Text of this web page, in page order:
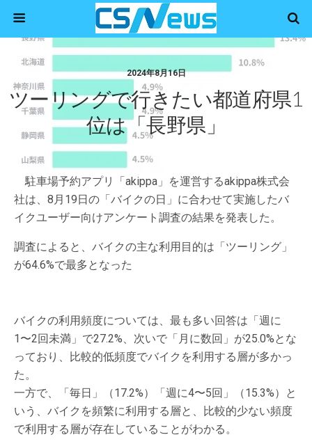
2024年8月16日
ツーリングで行きたい都道府県1
位は「長野県」
駐車場予約アプリ「akippa」を運営するakippa株式会
社は、8月19日の「バイクの日」に合わせて実施したバ
イクユーザー向けアンケート調査の結果を発表した。
調査によると、バイクの主な利用目的は「ツーリング」
が64.6%で最多となった
バイクの利用頻度については、最も多い回答は「週に
1〜2回未満」で27.2%、次いで「月に数回」が25.0%とな
っており、比較的低頻度でバイクを利用する層が多かっ
た。
一方で、「毎日」（17.2%）「週に4〜5回」（15.3%）と
いう、バイクを頻繁に利用する層と、比較的少ない頻度
で利用する層が存在していることがわかる。